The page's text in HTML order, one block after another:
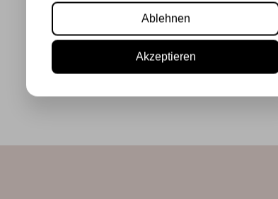
Ablehnen
Akzeptieren